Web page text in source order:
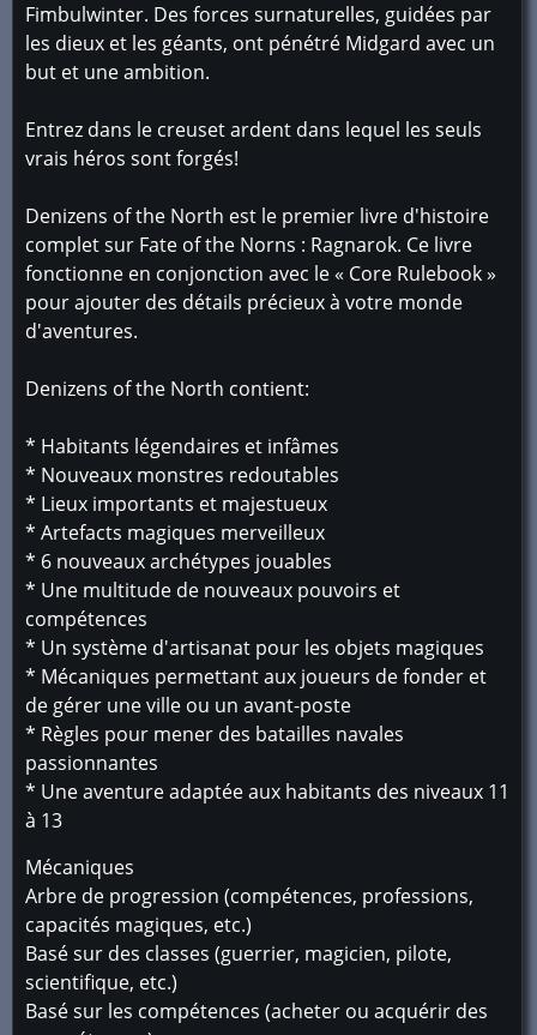
Fimbulwinter. Des forces surnaturelles, guidées par
les dieux et les géants, ont pénétré Midgard avec un
but et une ambition.
Entrez dans le creuset ardent dans lequel les seuls
vrais héros sont forgés!
Denizens of the North est le premier livre d'histoire
complet sur Fate of the Norns : Ragnarok. Ce livre
fonctionne en conjonction avec le « Core Rulebook »
pour ajouter des détails précieux à votre monde
d'aventures.
Denizens of the North contient:
* Habitants légendaires et infâmes
* Nouveaux monstres redoutables
* Lieux importants et majestueux
* Artefacts magiques merveilleux
* 6 nouveaux archétypes jouables
* Une multitude de nouveaux pouvoirs et
compétences
* Un système d'artisanat pour les objets magiques
* Mécaniques permettant aux joueurs de fonder et
de gérer une ville ou un avant-poste
* Règles pour mener des batailles navales
passionnantes
* Une aventure adaptée aux habitants des niveaux 11
à 13
Mécaniques
Arbre de progression (compétences, professions,
capacités magiques, etc.)
Basé sur des classes (guerrier, magicien, pilote,
scientifique, etc.)
Basé sur les compétences (acheter ou acquérir des